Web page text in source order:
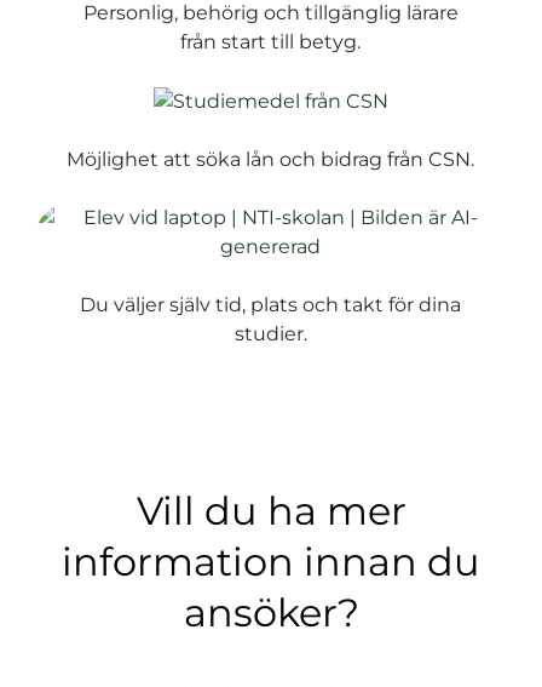
Personlig, behörig och tillgänglig lärare
från start till betyg.
Möjlighet att söka lån och bidrag från CSN.
Du väljer själv tid, plats och takt för dina
studier.
Vill du ha mer
information innan du
ansöker?